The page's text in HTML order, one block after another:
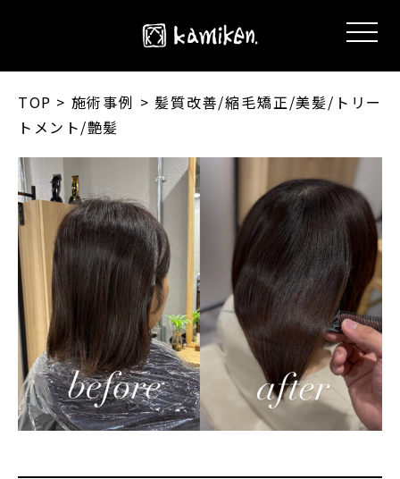
TOP > 施術事例 > 髪質改善/縮毛矯正/美髪/トリー
トメント/艶髪